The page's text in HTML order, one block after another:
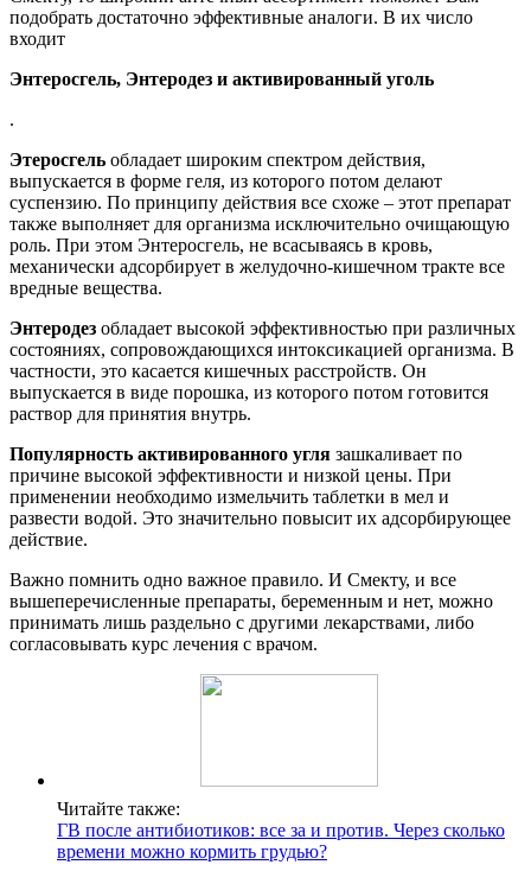
подобрать достаточно эффективные аналоги. В их число
входит
Энтеросгель, Энтеродез и активированный уголь
.
Этеросгель обладает широким спектром действия,
выпускается в форме геля, из которого потом делают
суспензию. По принципу действия все схоже – этот препарат
также выполняет для организма исключительно очищающую
роль. При этом Энтеросгель, не всасываясь в кровь,
механически адсорбирует в желудочно-кишечном тракте все
вредные вещества.
Энтеродез обладает высокой эффективностью при различных
состояниях, сопровождающихся интоксикацией организма. В
частности, это касается кишечных расстройств. Он
выпускается в виде порошка, из которого потом готовится
раствор для принятия внутрь.
Популярность активированного угля зашкаливает по
причине высокой эффективности и низкой цены. При
применении необходимо измельчить таблетки в мел и
развести водой. Это значительно повысит их адсорбирующее
действие.
Важно помнить одно важное правило. И Смекту, и все
вышеперечисленные препараты, беременным и нет, можно
принимать лишь раздельно с другими лекарствами, либо
согласовывать курс лечения с врачом.
Читайте также:
ГВ после антибиотиков: все за и против. Через сколько
времени можно кормить грудью?